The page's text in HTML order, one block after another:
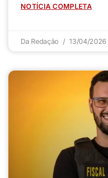
NOTÍCIA COMPLETA
Da Redação 13/04/2026